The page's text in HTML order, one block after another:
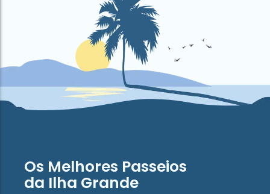
Os Melhores Passeios
da Ilha Grande